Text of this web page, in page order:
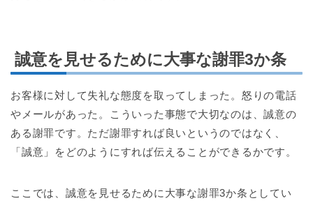
誠意を見せるために大事な謝罪3か条
お客様に対して失礼な態度を取ってしまった。怒りの電話
やメールがあった。こういった事態で大切なのは、誠意の
ある謝罪です。ただ謝罪すれば良いというのではなく、
「誠意」をどのようにすれば伝えることができるかです。
ここでは、誠意を見せるために大事な謝罪3か条としてい